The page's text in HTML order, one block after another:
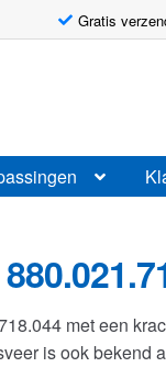
Gratis
met een
is ook bekend